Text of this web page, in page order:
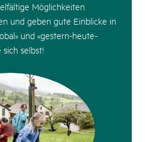
Möglichkeiten
und geben gute Einblicke in
und «gestern-heute-
sich selbst!